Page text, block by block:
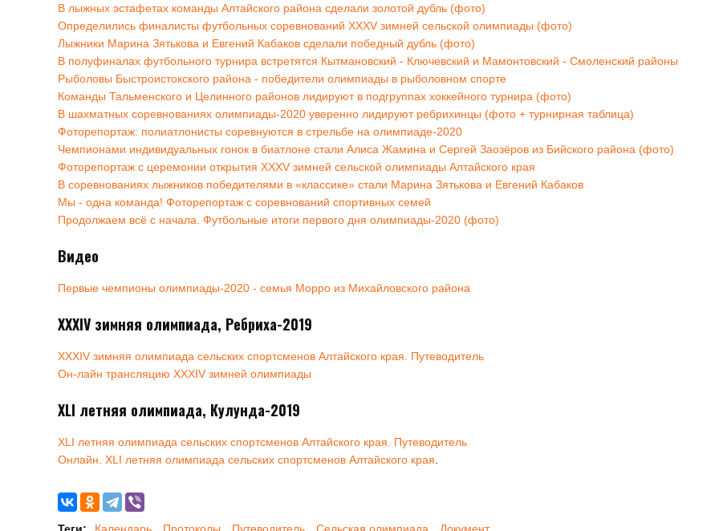
В лыжных эстафетах команды Алтайского района сделали золотой дубль (фото)
Определились финалисты футбольных соревнований ХХХV зимней сельской олимпиады (фото)
Лыжники Марина Зятькова и Евгений Кабаков сделали победный дубль (фото)
В полуфиналах футбольного турнира встретятся Кытмановский - Ключевский и Мамонтовский - Смоленский районы
Рыболовы Быстроистокского района - победители олимпиады в рыболовном спорте
Команды Тальменского и Целинного районов лидируют в подгруппах хоккейного турнира (фото)
В шахматных соревнованиях олимпиады-2020 уверенно лидируют ребрихинцы (фото + турнирная таблица)
Фоторепортаж: полиатлонисты соревнуются в стрельбе на олимпиаде-2020
Чемпионами индивидуальных гонок в биатлоне стали Алиса Жамина и Сергей Заозёров из Бийского района (фото)
Фоторепортаж с церемонии открытия ХХXV зимней сельской олимпиады Алтайского края
В соревнованиях лыжников победителями в «классике» стали Марина Зятькова и Евгений Кабаков
Мы - одна команда! Фоторепортаж с соревнований спортивных семей
Продолжаем всё с начала. Футбольные итоги первого дня олимпиады-2020 (фото)
Видео
Первые чемпионы олимпиады-2020 - семья Морро из Михайловского района
XXXIV зимняя олимпиада, Ребриха-2019
XXXIV зимняя олимпиада сельских спортсменов Алтайского края. Путеводитель
Он-лайн трансляцию XXXIV зимней олимпиады
XLI летняя олимпиада, Кулунда-2019
XLI летняя олимпиада сельских спортсменов Алтайского края. Путеводитель
Онлайн. XLI летняя олимпиада сельских спортсменов Алтайского края